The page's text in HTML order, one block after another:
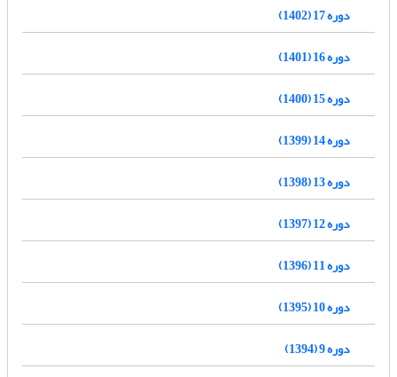
دوره 17 (1402)
دوره 16 (1401)
دوره 15 (1400)
دوره 14 (1399)
دوره 13 (1398)
دوره 12 (1397)
دوره 11 (1396)
دوره 10 (1395)
دوره 9 (1394)